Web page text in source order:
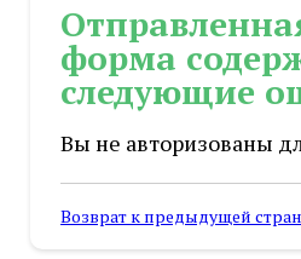
форма
следующие
Вы не авторизованы
Возврат к предыдущей